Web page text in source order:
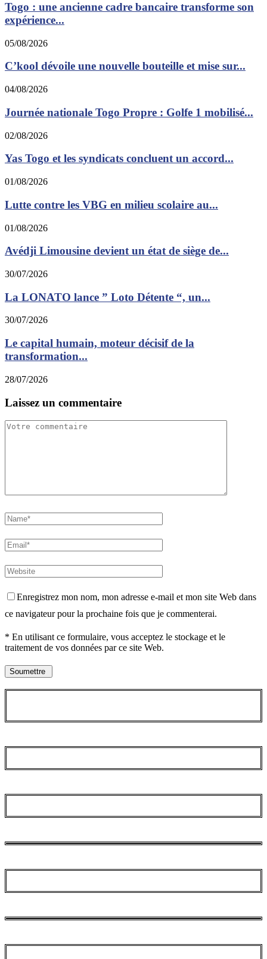
Togo : une ancienne cadre bancaire transforme son
expérience...
05/08/2026
C’kool dévoile une nouvelle bouteille et mise sur...
04/08/2026
Journée nationale Togo Propre : Golfe 1 mobilisé...
02/08/2026
Yas Togo et les syndicats concluent un accord...
01/08/2026
Lutte contre les VBG en milieu scolaire au...
01/08/2026
Avédji Limousine devient un état de siège de...
30/07/2026
La LONATO lance ” Loto Détente “, un...
30/07/2026
Le capital humain, moteur décisif de la
transformation...
28/07/2026
Laissez un commentaire
Enregistrez mon nom, mon adresse e-mail et mon site Web dans
ce navigateur pour la prochaine fois que je commenterai.
* En utilisant ce formulaire, vous acceptez le stockage et le
traitement de vos données par ce site Web.